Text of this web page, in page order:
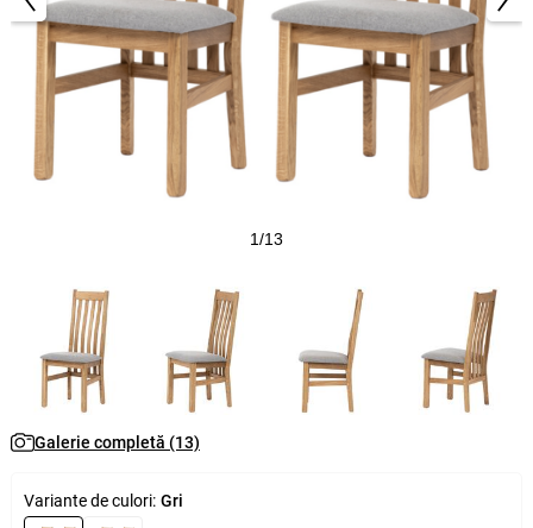
1/13
Galerie completă (13)
Variante de culori: Gri